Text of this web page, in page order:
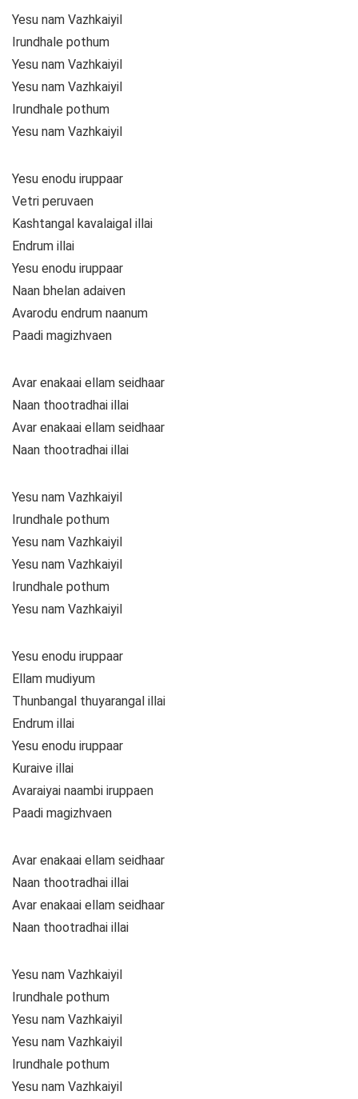
Yesu nam Vazhkaiyil
Irundhale pothum
Yesu nam Vazhkaiyil
Yesu nam Vazhkaiyil
Irundhale pothum
Yesu nam Vazhkaiyil
Yesu enodu iruppaar
Vetri peruvaen
Kashtangal kavalaigal illai
Endrum illai
Yesu enodu iruppaar
Naan bhelan adaiven
Avarodu endrum naanum
Paadi magizhvaen
Avar enakaai ellam seidhaar
Naan thootradhai illai
Avar enakaai ellam seidhaar
Naan thootradhai illai
Yesu nam Vazhkaiyil
Irundhale pothum
Yesu nam Vazhkaiyil
Yesu nam Vazhkaiyil
Irundhale pothum
Yesu nam Vazhkaiyil
Yesu enodu iruppaar
Ellam mudiyum
Thunbangal thuyarangal illai
Endrum illai
Yesu enodu iruppaar
Kuraive illai
Avaraiyai naambi iruppaen
Paadi magizhvaen
Avar enakaai ellam seidhaar
Naan thootradhai illai
Avar enakaai ellam seidhaar
Naan thootradhai illai
Yesu nam Vazhkaiyil
Irundhale pothum
Yesu nam Vazhkaiyil
Yesu nam Vazhkaiyil
Irundhale pothum
Yesu nam Vazhkaiyil